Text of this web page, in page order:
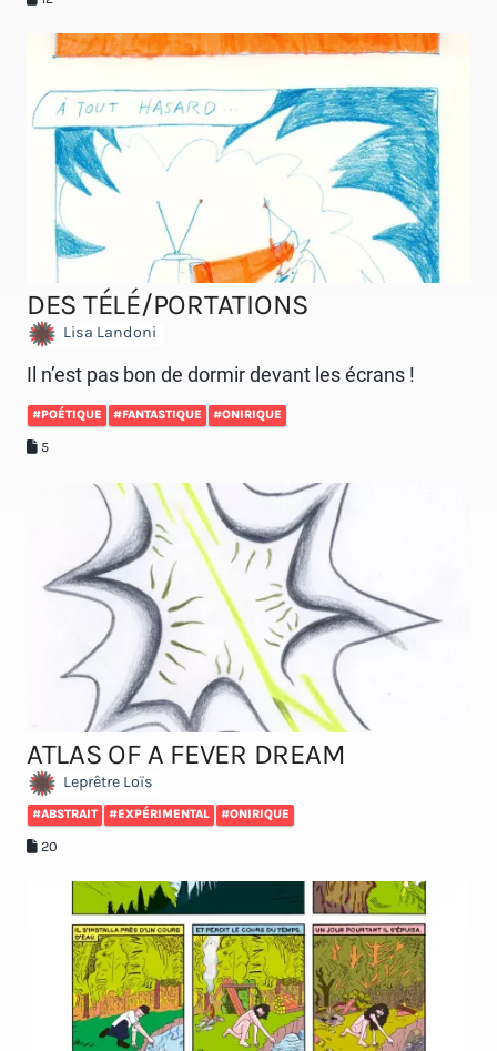
DES TÉLÉ/PORTATIONS
Lisa Landoni
Il n’est pas bon de dormir devant les écrans !
#POÉTIQUE #FANTASTIQUE #ONIRIQUE
5
ATLAS OF A FEVER DREAM
Leprêtre Loïs
#ABSTRAIT #EXPÉRIMENTAL #ONIRIQUE
20